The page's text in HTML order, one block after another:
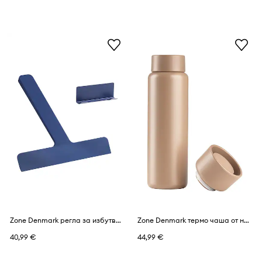
Zone Denmark регла за избутване на вода за баня от силикон
40,99 €
Zone Denmark термо чаша от неръждаема стомана 650 ml
44,99 €